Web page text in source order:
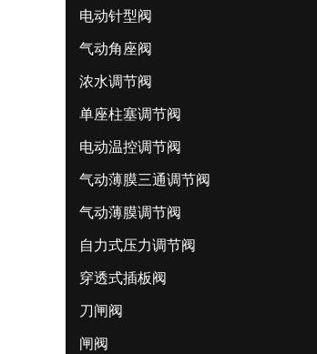
电动针型阀
气动角座阀
浓水调节阀
单座柱塞调节阀
电动温控调节阀
气动薄膜三通调节阀
气动薄膜调节阀
自力式压力调节阀
穿透式插板阀
刀闸阀
闸阀